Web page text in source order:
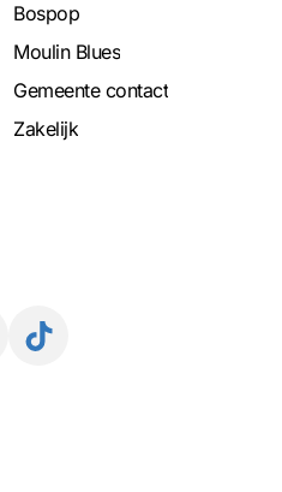
Bospop
Moulin Blues
Gemeente contact
Zakelijk